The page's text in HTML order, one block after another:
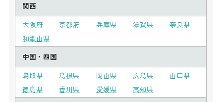
関西
大阪府
京都府 兵庫県 滋賀県
奈良県
和歌山県
中国・四国
鳥取県
島根県 岡山県 広島県
山口県
徳島県
香川県 愛媛県
高知県